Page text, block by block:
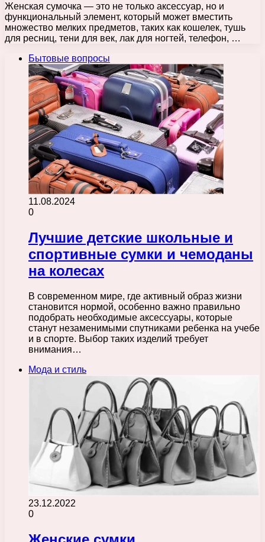
Женская сумочка — это не только аксессуар, но и
функциональный элемент, который может вместить
множество мелких предметов, таких как кошелек, тушь
для ресниц, тени для век, лак для ногтей, телефон, …
Бытовые вопросы
11.08.2024
0
Лучшие детские школьные и
спортивные сумки и чемоданы
на колесах
В современном мире, где активный образ жизни
становится нормой, особенно важно правильно
подобрать необходимые аксессуары, которые
станут незаменимыми спутниками ребенка на учебе
и в спорте. Выбор таких изделий требует
внимания…
Мода и стиль
23.12.2022
0